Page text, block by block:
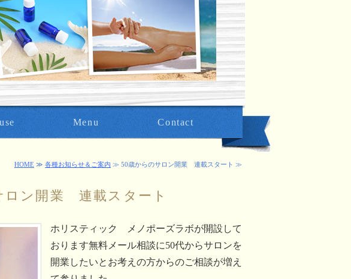
Menu Contact
HOME ≫ 各種お知らせ＆ご案内 ≫ 50歳からのサロン開業 連載スタート ≫
ロン開業 連載スタート
ホリスティック メノポーズラボが開設して
おります無料メール相談に50代からサロンを
開業したいとお考えの方からのご相談が増え